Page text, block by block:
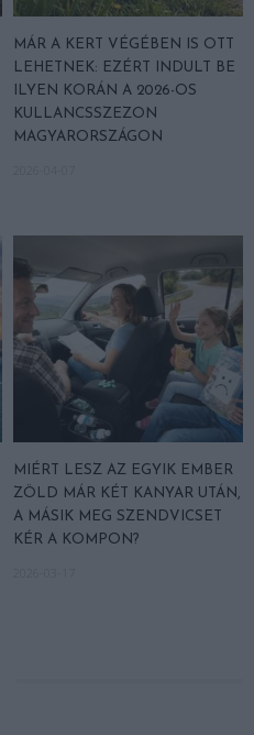
MÁR A KERT VÉGÉBEN IS OTT
LEHETNEK: EZÉRT INDULT BE
ILYEN KORÁN A 2026-OS
KULLANCSSZEZON
MAGYARORSZÁGON
MIÉRT LESZ AZ EGYIK EMBER
ZÖLD MÁR KÉT KANYAR UTÁN,
A MÁSIK MEG SZENDVICSET
KÉR A KOMPON?